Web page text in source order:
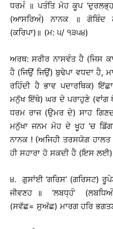
ਧਰਮੰ ॥ ਪਤੰਤਿ ਮੋਹ ਕੂਪ
(ਆਸਰਿਅੰ) ਨਾਨਕ ॥ ਗੋਬਿੰਦ
(ਕਰਿਪਾ)॥ (ਮ: ੫/ ੧੩੫੪)
ਅਰਥ: ਸਰੀਰ ਨਾਸਵੰਤ ਹੈ (ਜਿਸ
ਹੈ (ਜਿਉਂ ਜਿਉਂ) ਬੁਢੇਪਾ ਵਧਦਾ ਹੈ,
ਰਹਿੰਦੀ ਹੈ ਭਾਵ ਪਦਾਰਥਿਕ)
ਮਨੁੱਖ ਇੱਥੇ) ਘਰ ਦੇ ਪਰਾਹੁਣੇ (ਵਾਂਗ
ਧਰਮ ਰਾਜ (ਉਮਰ ਦੇ) ਸਾਹ
ਮਨੁੱਖਾ ਜਨਮ ਮੋਹ ਦੇ ਖੂਹ ’ਚ
ਨਾਨਕ ! (ਅਜਿਹੀ ਤਰਸਯੋਗ
ਹੀ ਸਹਾਰਾ ਹੋ ਸਕਦੀ ਹੈ (ਇਸ
੪. ਗੁਸਾਂਈ ‘ਗਰਿਸ’ (ਗਰਿਸਟ)
ਜੀਵਣਹ ॥ ‘ਲਬਧ੍ਹੰ’
(ਸਵੱਛ= ਸੁਅੱਛ) ਮਾਰਗ ਹਰਿ